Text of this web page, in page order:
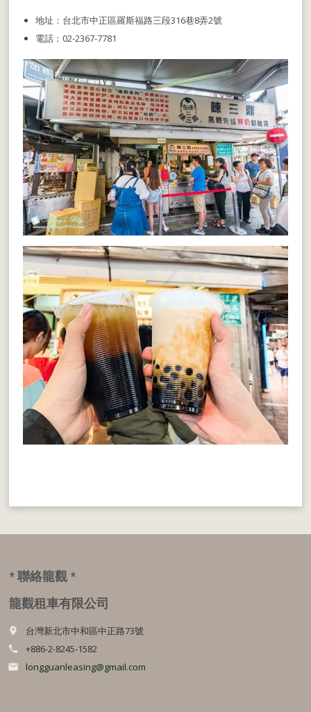
地址：台北市中正區羅斯福路三段316巷8弄2號
電話：02-2367-7781
* 聯絡龍觀 *
龍觀租車有限公司
place 台灣新北市中和區中正路73號
call +886-2-8245-1582
email longguanleasing@gmail.com